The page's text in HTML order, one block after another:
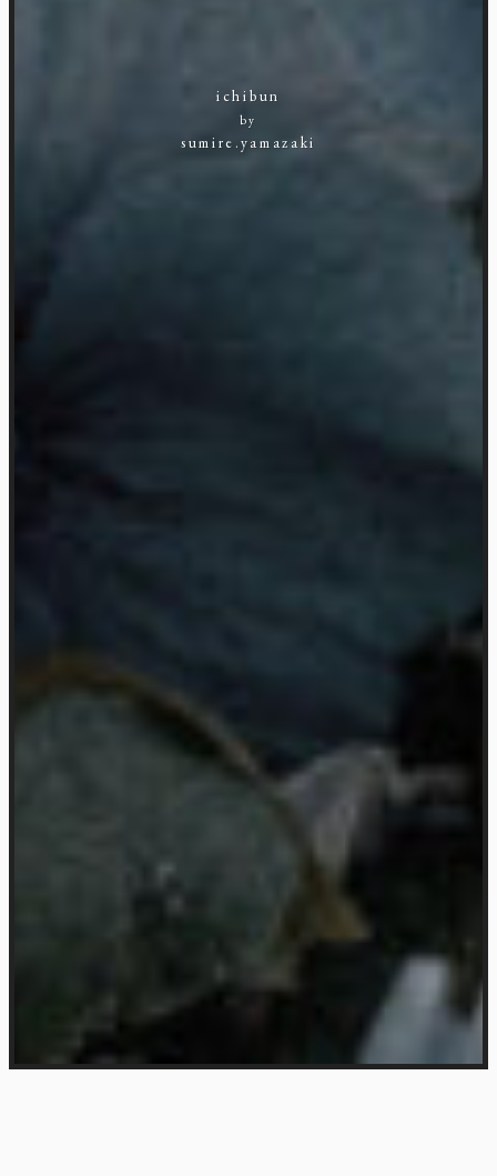
ichibun
by
sumire.yamazaki